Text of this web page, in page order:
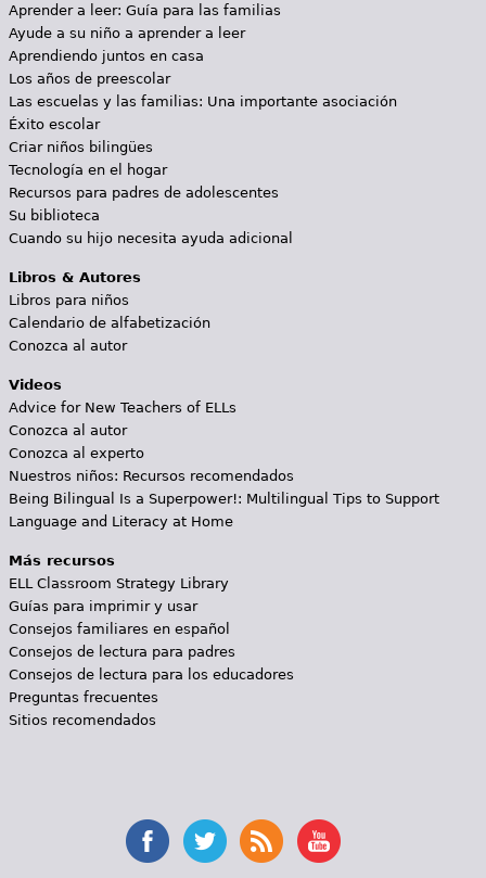
Aprender a leer: Guía para las familias
Ayude a su niño a aprender a leer
Aprendiendo juntos en casa
Los años de preescolar
Las escuelas y las familias: Una importante asociación
Éxito escolar
Criar niños bilingües
Tecnología en el hogar
Recursos para padres de adolescentes
Su biblioteca
Cuando su hijo necesita ayuda adicional
Libros & Autores
Libros para niños
Calendario de alfabetización
Conozca al autor
Videos
Advice for New Teachers of ELLs
Conozca al autor
Conozca al experto
Nuestros niños: Recursos recomendados
Being Bilingual Is a Superpower!: Multilingual Tips to Support
Language and Literacy at Home
Más recursos
ELL Classroom Strategy Library
Guías para imprimir y usar
Consejos familiares en español
Consejos de lectura para padres
Consejos de lectura para los educadores
Preguntas frecuentes
Sitios recomendados